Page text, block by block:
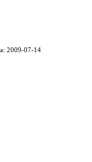
2009-07-14